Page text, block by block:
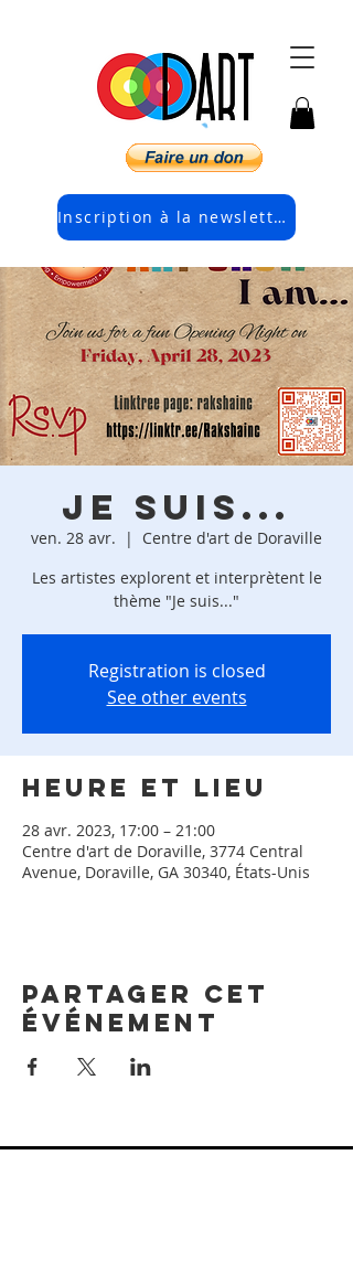
Inscription à la newsletter électronique
Je suis...
ven. 28 avr.
  |
Centre d'art de Doraville
Les artistes explorent et interprètent le
thème "Je suis..."
Registration is closed
See other events
Heure et lieu
28 avr. 2023, 17:00 – 21:00
Centre d'art de Doraville, 3774 Central
Avenue, Doraville, GA 30340, États-Unis
Partager cet
événement